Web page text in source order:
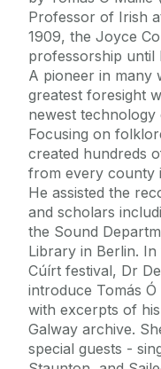
Professor of Irish
1909, the Joyce
professorship until
A pioneer in many
greatest foresight
newest
Focusing on
created hundreds
from every county
He assisted the
and scholars
the Sound
Library in Berlin.
Cúírt festival, Dr
introduce Tomás
with excerpts of
Galway archive.
special guests -